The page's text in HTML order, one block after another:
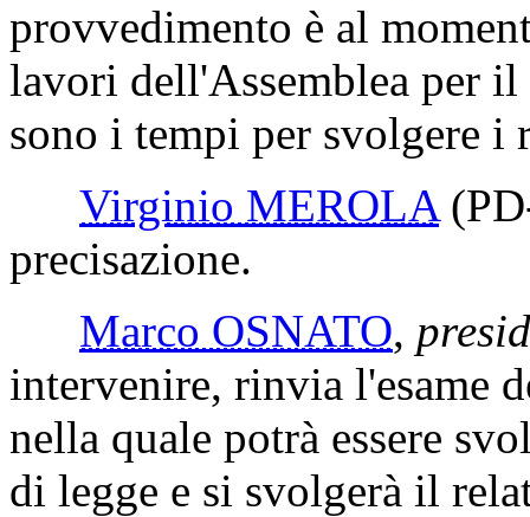
provvedimento è al
lavori dell'Assemblea per
sono i tempi per svolgere
Virginio MEROLA
precisazione.
Marco OSNATO,
intervenire, rinvia l'esame
nella quale potrà essere
di legge e si svolgerà il